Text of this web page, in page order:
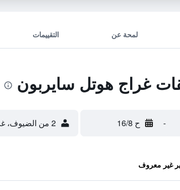
لمحة عن التقييمات
غراج هوتل سايربون
- ح 16/8 2 من الضيوف، غرفة واحدة
غير معروف